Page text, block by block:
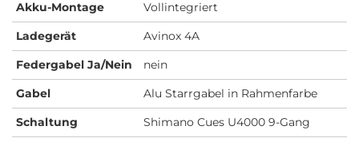
Akku-Montage
Vollintegriert
Ladegerät
Avinox 4A
Federgabel Ja/Nein
nein
Gabel
Alu Starrgabel in Rahmenfarbe
Schaltung
Shimano Cues U4000 9-Gang